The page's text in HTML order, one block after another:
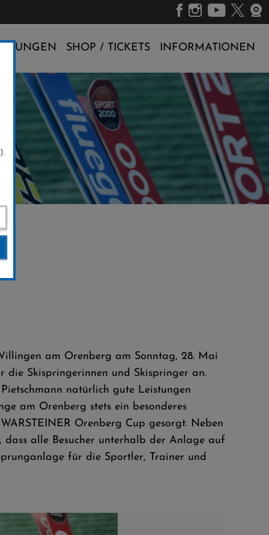
SHOP / TICKETS INFORMATIONEN
am Orenberg am Sonntag, 28. Mai
die Skispringerinnen und Skispringer an.
natürlich gute Leistungen
am Orenberg stets ein besonderes
Orenberg Cup gesorgt. Neben
alle Besucher unterhalb der Anlage auf
für die Sportler, Trainer und